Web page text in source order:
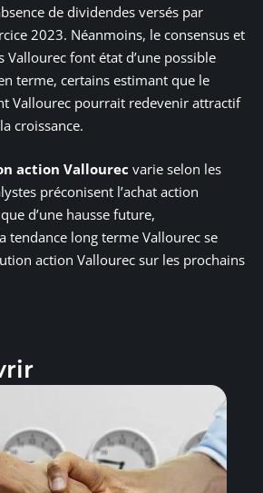
de dividendes versés par
2023. Néanmoins, le consensus et
Vallourec font état d’une possible
terme, certains estimant que le
Vallourec pourrait redevenir attractif
croissance.
action Vallourec varie selon les
préconisent l’achat action
d’une hausse future,
tendance long terme Vallourec se
action Vallourec sur les prochains